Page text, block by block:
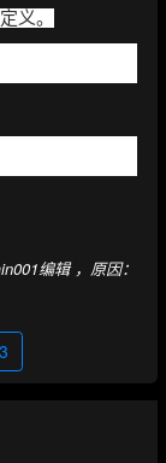
义。
编辑 ，原因：
3